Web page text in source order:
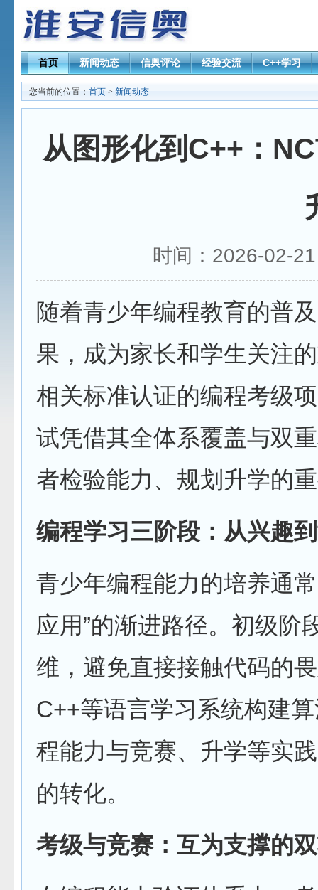
首页 新闻动态 信奥评论 经验交流 C++学习
您当前的位置： 首页 > 新闻动态
从图形化到C++：
时间：2026-02-
随着青少年编程教育的普
果，成为家长和学生关注
相关标准认证的编程考级
试凭借其全体系覆盖与双
者检验能力、规划升学的
编程学习三阶段：从兴趣
青少年编程能力的培养通
应用”的渐进路径。初级阶
维，避免直接接触代码的
C++等语言学习系统构建
程能力与竞赛、升学等实
的转化。
考级与竞赛：互为支撑的